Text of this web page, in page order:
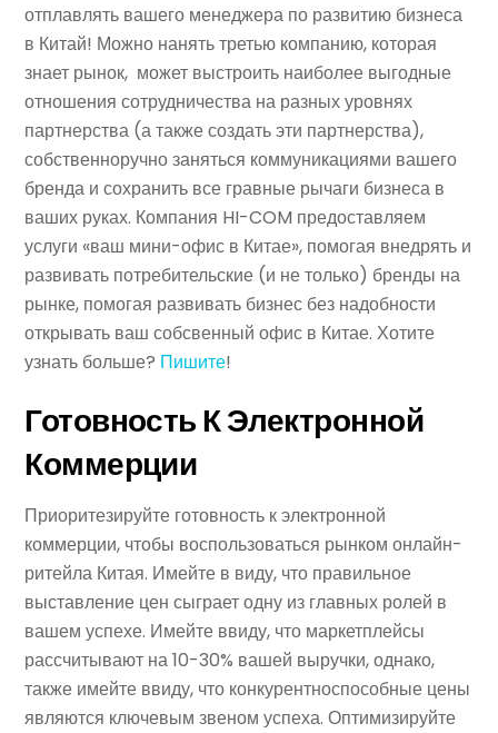
отплавлять вашего менеджера по развитию бизнеса
в Китай! Можно нанять третью компанию, которая
знает рынок, может выстроить наиболее выгодные
отношения сотрудничества на разных уровнях
партнерства (а также создать эти партнерства),
собственноручно заняться коммуникациями вашего
бренда и сохранить все гравные рычаги бизнеса в
ваших руках. Компания HI-COM предоставляем
услуги «ваш мини-офис в Китае», помогая внедрять и
развивать потребительские (и не только) бренды на
рынке, помогая развивать бизнес без надобности
открывать ваш собсвенный офис в Китае. Хотите
узнать больше? Пишите!
Готовность К Электронной
Коммерции
Приоритезируйте готовность к электронной
коммерции, чтобы воспользоваться рынком онлайн-
ритейла Китая. Имейте в виду, что правильное
выставление цен сыграет одну из главных ролей в
вашем успехе. Имейте ввиду, что маркетплейсы
рассчитывают на 10-30% вашей выручки, однако,
также имейте ввиду, что конкурентноспособные цены
являются ключевым звеном успеха. Оптимизируйте